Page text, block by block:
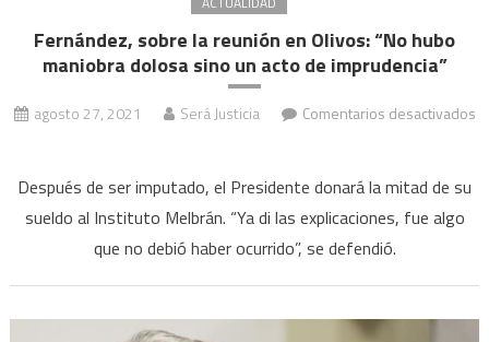
Fernández, sobre la reunión en Olivos: “No hubo
maniobra dolosa sino un acto de imprudencia”
agosto 27, 2021 Será Justicia
Comentarios desactivados
sobre
la
reunión
Después de ser imputado, el Presidente donará la mitad de su
sueldo al Instituto Melbrán. “Ya di las explicaciones, fue algo
que no debió haber ocurrido”, se defendió.